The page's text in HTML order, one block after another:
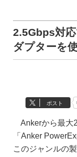
2.5Gbps対
ダプターを
ポスト
Ankerから最大
「Anker
このジャンルの